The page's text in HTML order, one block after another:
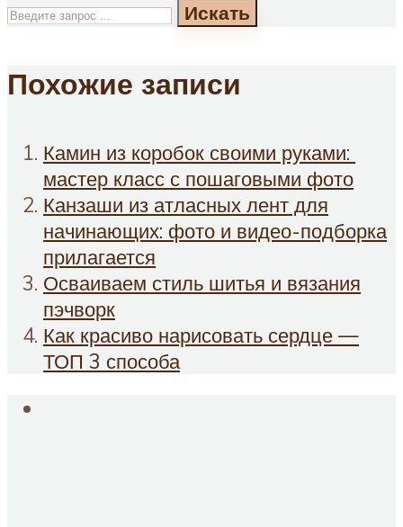
Искать
Похожие записи
Камин из коробок своими руками:
мастер класс с пошаговыми фото
Канзаши из атласных лент для
начинающих: фото и видео-подборка
прилагается
Осваиваем стиль шитья и вязания
пэчворк
Как красиво нарисовать сердце —
ТОП 3 способа